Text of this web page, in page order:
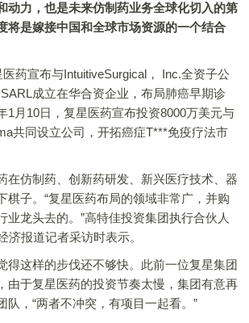
动力，也是未来仿制药业务全球化切入的第
将是嫁接中国和全球市场资源的一个结合
宣布与IntuitiveSurgical， Inc.全资子公
成立在华合资企业，布局肺癌早期诊
1月10日，复星医药宣布投资8000万美元与
共同设立公司，开拓癌症T***免疫疗法市
仿制药、创新药研发、新兴医疗技术、器
棋子。“复星医药布局的领域非常广，并购
业龙头去的。”高特佳投资集团执行合伙人
济报道记者采访时表示。
这样的步伐还不够快。此前一位复星集团
由于复星医药的投资节奏太慢，集团有意再
队，“两者不冲突，有项目一起看。”